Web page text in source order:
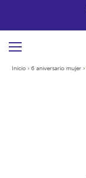
Início › 6 aniversario mujer ›